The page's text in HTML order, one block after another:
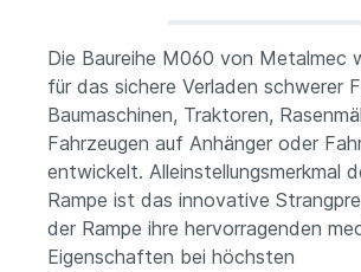
Die Baureihe M060 von Metalmec
für das sichere Verladen schwerer
Baumaschinen, Traktoren,
Fahrzeugen auf Anhänger oder
entwickelt. Alleinstellungsmerkmal
Rampe ist das innovative
der Rampe ihre hervorragenden
Eigenschaften bei höchsten